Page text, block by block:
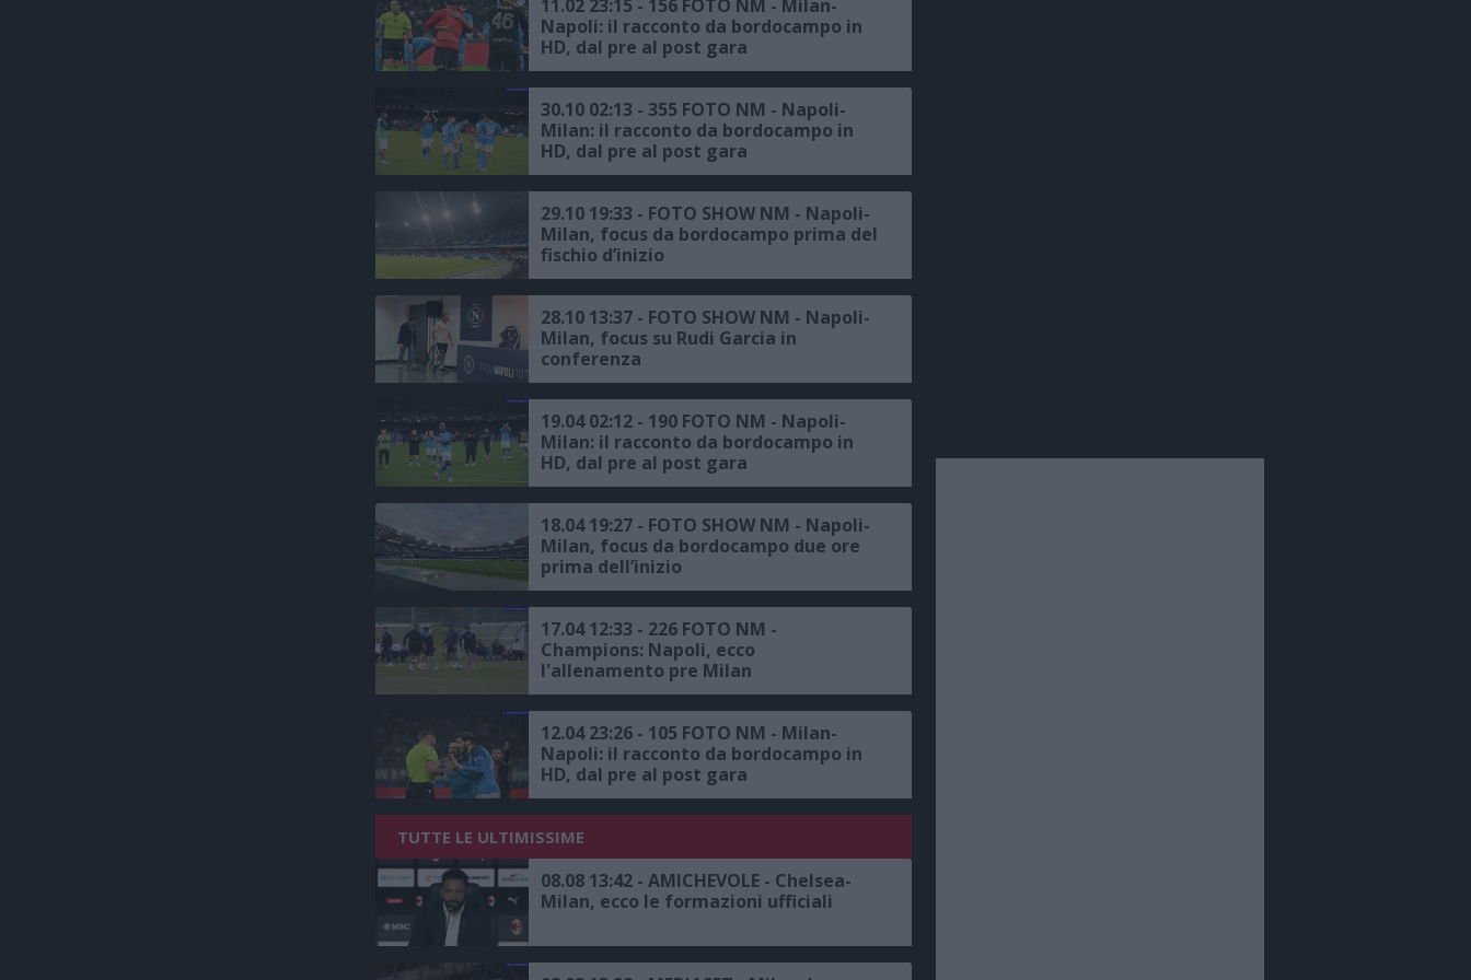
11.02 23:15 - 156 FOTO NM - Milan-
Napoli: il racconto da bordocampo in
HD, dal pre al post gara
30.10 02:13 - 355 FOTO NM - Napoli-
Milan: il racconto da bordocampo in
HD, dal pre al post gara
29.10 19:33 - FOTO SHOW NM - Napoli-
Milan, focus da bordocampo prima del
fischio d’inizio
28.10 13:37 - FOTO SHOW NM - Napoli-
Milan, focus su Rudi Garcia in
conferenza
19.04 02:12 - 190 FOTO NM - Napoli-
Milan: il racconto da bordocampo in
HD, dal pre al post gara
18.04 19:27 - FOTO SHOW NM - Napoli-
Milan, focus da bordocampo due ore
prima dell’inizio
17.04 12:33 - 226 FOTO NM -
Champions: Napoli, ecco
l'allenamento pre Milan
12.04 23:26 - 105 FOTO NM - Milan-
Napoli: il racconto da bordocampo in
HD, dal pre al post gara
TUTTE LE ULTIMISSIME
08.08 13:42 - AMICHEVOLE - Chelsea-
Milan, ecco le formazioni ufficiali